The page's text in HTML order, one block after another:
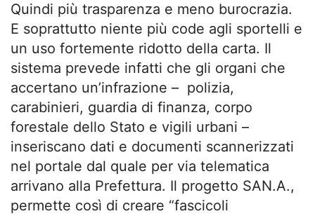
Quindi più trasparenza e meno burocrazia.
E soprattutto niente più code agli sportelli e
un uso fortemente ridotto della carta. Il
sistema prevede infatti che gli organi che
accertano un’infrazione – polizia,
carabinieri, guardia di finanza, corpo
forestale dello Stato e vigili urbani –
inseriscano dati e documenti scannerizzati
nel portale dal quale per via telematica
arrivano alla Prefettura. Il progetto SAN.A.,
permette così di creare “fascicoli